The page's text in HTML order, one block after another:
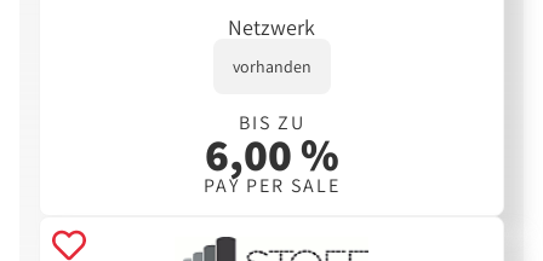
Netzwerk
vorhanden
BIS ZU
6,00 %
PAY PER SALE